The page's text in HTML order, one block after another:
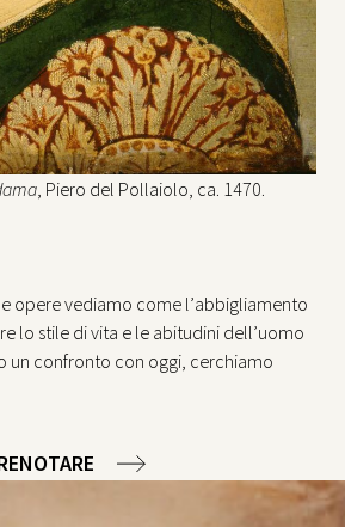
, Piero del Pollaiolo, ca. 1470.
opere vediamo come l’abbigliamento
lo stile di vita e le abitudini dell’uomo
un confronto con oggi, cerchiamo